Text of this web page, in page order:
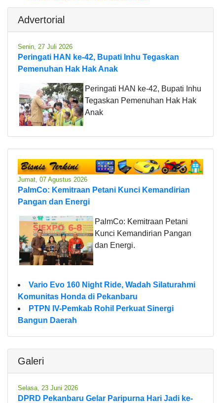
Advertorial
Senin, 27 Juli 2026
Peringati HAN ke-42, Bupati Inhu Tegaskan
Pemenuhan Hak Hak Anak
Peringati HAN ke-42, Bupati Inhu
Tegaskan Pemenuhan Hak Hak
Anak
Jumat, 07 Agustus 2026
PalmCo: Kemitraan Petani Kunci Kemandirian
Pangan dan Energi
PalmCo: Kemitraan Petani
Kunci Kemandirian Pangan
dan Energi.
Vario Evo 160 Night Ride, Wadah Silaturahmi
Komunitas Honda di Pekanbaru
PTPN IV-Pemkab Rohil Perkuat Sinergi
Bangun Daerah
Galeri
Selasa, 23 Juni 2026
DPRD Pekanbaru Gelar Paripurna Hari Jadi ke-